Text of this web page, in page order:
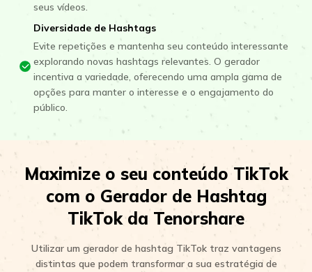
seus vídeos.
Diversidade de Hashtags
Evite repetições e mantenha seu conteúdo interessante
explorando novas hashtags relevantes. O gerador
incentiva a variedade, oferecendo uma ampla gama de
opções para manter o interesse e o engajamento do
público.
Maximize o seu conteúdo TikTok
com o Gerador de Hashtag
TikTok da Tenorshare
Utilizar um gerador de hashtag TikTok traz vantagens
distintas que podem transformar a sua estratégia de